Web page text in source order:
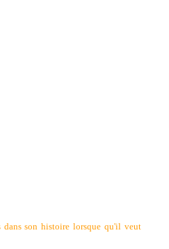
dans son histoire lorsque qu'il veut